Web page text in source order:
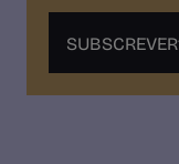
SUBSCREVER